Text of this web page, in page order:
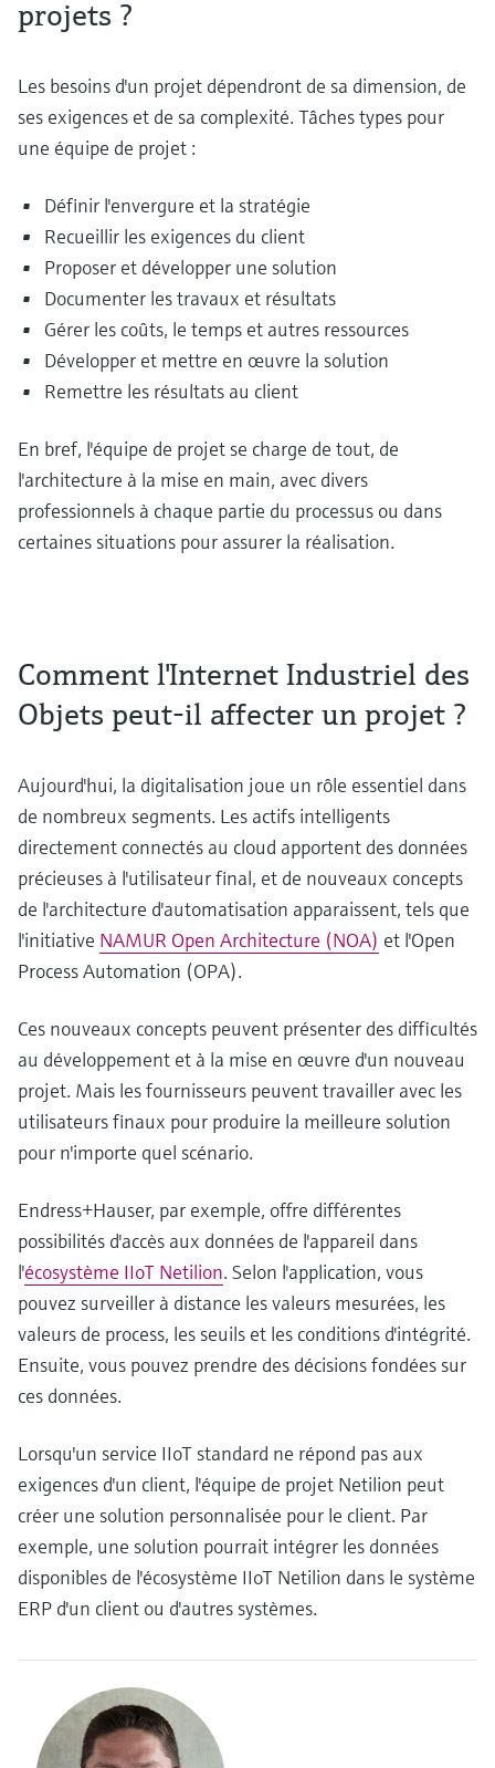
projets ?
Les besoins d'un projet dépendront de sa dimension, de
ses exigences et de sa complexité. Tâches types pour
une équipe de projet :
Définir l'envergure et la stratégie
Recueillir les exigences du client
Proposer et développer une solution
Documenter les travaux et résultats
Gérer les coûts, le temps et autres ressources
Développer et mettre en œuvre la solution
Remettre les résultats au client
En bref, l'équipe de projet se charge de tout, de
l'architecture à la mise en main, avec divers
professionnels à chaque partie du processus ou dans
certaines situations pour assurer la réalisation.
Comment l'Internet Industriel des
Objets peut-il affecter un projet ?
Aujourd'hui, la digitalisation joue un rôle essentiel dans
de nombreux segments. Les actifs intelligents
directement connectés au cloud apportent des données
précieuses à l'utilisateur final, et de nouveaux concepts
de l'architecture d'automatisation apparaissent, tels que
l'initiative NAMUR Open Architecture (NOA) et l'Open
Process Automation (OPA).
Ces nouveaux concepts peuvent présenter des difficultés
au développement et à la mise en œuvre d'un nouveau
projet. Mais les fournisseurs peuvent travailler avec les
utilisateurs finaux pour produire la meilleure solution
pour n'importe quel scénario.
Endress+Hauser, par exemple, offre différentes
possibilités d'accès aux données de l'appareil dans
l'écosystème IIoT Netilion. Selon l'application, vous
pouvez surveiller à distance les valeurs mesurées, les
valeurs de process, les seuils et les conditions d'intégrité.
Ensuite, vous pouvez prendre des décisions fondées sur
ces données.
Lorsqu'un service IIoT standard ne répond pas aux
exigences d'un client, l'équipe de projet Netilion peut
créer une solution personnalisée pour le client. Par
exemple, une solution pourrait intégrer les données
disponibles de l'écosystème IIoT Netilion dans le système
ERP d'un client ou d'autres systèmes.